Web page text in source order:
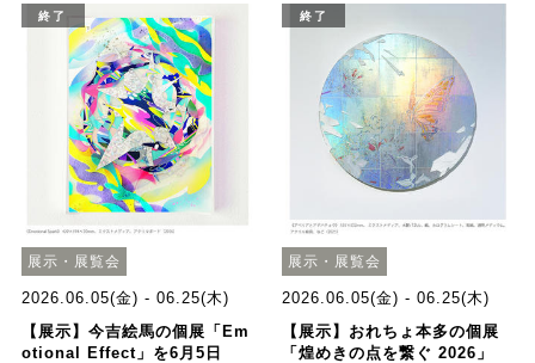
終了
展示・展覧会
2026.06.05(金) - 06.25(木)
【展示】今吉絵馬の個展「Em
otional Effect」を6月5日
終了
展示・展覧会
2026.06.05(金) - 06.25(木)
【展示】おれちょ本多の個展
「煌めきの点を繋ぐ 2026」